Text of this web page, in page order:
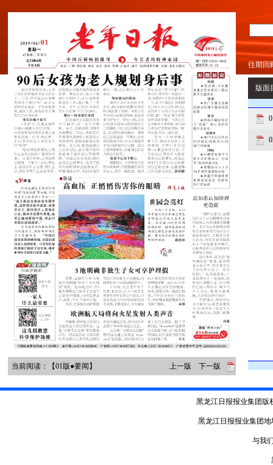
当前阅读：【01版●要闻】 上一版 下一版
往期回
版面
黑龙江日报报业集团版
黑龙江日报报业集团
与我